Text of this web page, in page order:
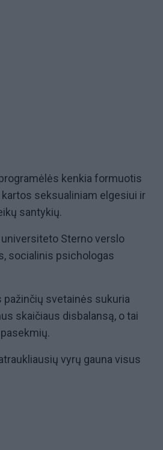
kenkia formuotis
seksualiniam elgesiui ir
santykių.
Sterno verslo
socialinis psichologas
pažinčių svetainės sukuria
skaičiaus disbalansą, o tai
vyrų gauna visus